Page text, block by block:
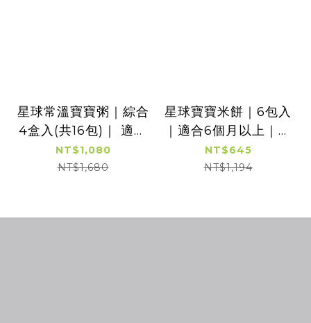
星球常溫寶寶粥｜綜合
4盒入(共16包)｜ 適合
7個月以上｜常溫｜超
值免運
NT$1,080
NT$1,680
星球寶寶米餅｜6包入
｜適合6個月以上｜超
值免運
NT$645
NT$1,194